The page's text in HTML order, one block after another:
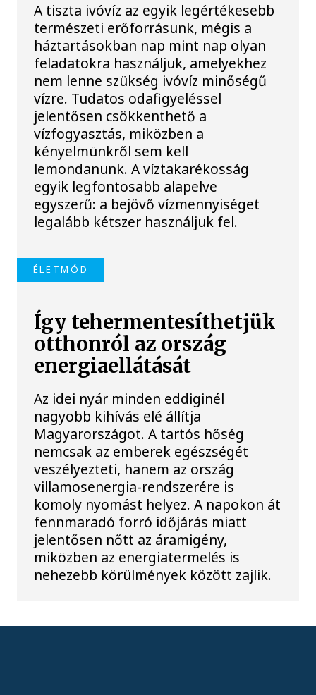
A tiszta ivóvíz az egyik legértékesebb
természeti erőforrásunk, mégis a
háztartásokban nap mint nap olyan
feladatokra használjuk, amelyekhez
nem lenne szükség ivóvíz minőségű
vízre. Tudatos odafigyeléssel
jelentősen csökkenthető a
vízfogyasztás, miközben a
kényelmünkről sem kell
lemondanunk. A víztakarékosság
egyik legfontosabb alapelve
egyszerű: a bejövő vízmennyiséget
legalább kétszer használjuk fel.
ÉLETMÓD
Így tehermentesíthetjük
otthonról az ország
energiaellátását
Az idei nyár minden eddiginél
nagyobb kihívás elé állítja
Magyarországot. A tartós hőség
nemcsak az emberek egészségét
veszélyezteti, hanem az ország
villamosenergia-rendszerére is
komoly nyomást helyez. A napokon át
fennmaradó forró időjárás miatt
jelentősen nőtt az áramigény,
miközben az energiatermelés is
nehezebb körülmények között zajlik.